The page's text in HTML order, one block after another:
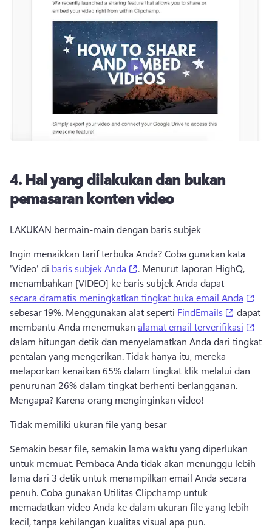
4.Hal yang dilakukan dan bukan
pemasaran konten video
LAKUKAN bermain-main dengan baris subjek
Ingin menaikkan tarif terbuka Anda? Coba gunakan kata
'Video' di baris subjek Anda (opens in a new tab)
. Menurut laporan HighQ,
menambahkan [VIDEO] ke baris subjek Anda dapat
secara dramatis meningkatkan tingkat buka email Anda
sebesar 19%. Menggunakan alat seperti FindEmails (opens
dapat
membantu Anda menemukan alamat email terverifikasi
dalam hitungan detik dan menyelamatkan Anda dari tingkat
pentalan yang mengerikan. Tidak hanya itu, mereka
melaporkan kenaikan 65% dalam tingkat klik melalui dan
Mengapa? Karena orang menginginkan video!
Tidak memiliki ukuran file yang besar
Semakin besar file, semakin lama waktu yang diperlukan
untuk memuat. Pembaca Anda tidak akan menunggu lebih
lama dari 3 detik untuk menampilkan email Anda secara
penuh. Coba gunakan Utilitas Clipchamp untuk
memadatkan video Anda ke dalam ukuran file yang lebih
kecil, tanpa kehilangan kualitas visual apa pun.